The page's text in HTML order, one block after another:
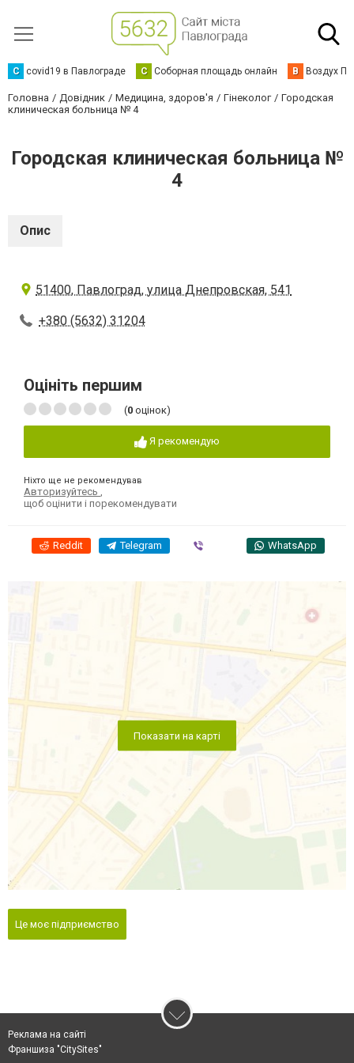
C covid19 в Павлограде С Соборная площадь онлайн В Воздух
Головна Довідник Медицина, здоров'я Гінеколог
Городская
клиническая больница № 4
Городская клиническая больница №
4
Опис
51400, Павлоград, улица Днепровская, 541
+380 (5632) 31204
Оцініть першим
(0 оцінок)
Я рекомендую
Ніхто ще не рекомендував
Авторизуйтесь
щоб оцінити і порекомендувати
Reddit Telegram WhatsApp
Показати на карті
Це моє підприємство
Реклама на сайті
Франшиза "CitySites"